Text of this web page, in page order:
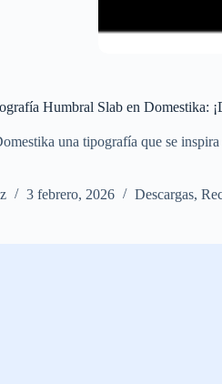
Humbral Slab en Domestika:
una tipografía que se
3 febrero, 2026 Descargas,